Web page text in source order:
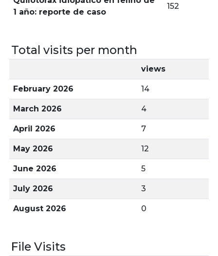
1 año: reporte de caso
152
Total visits per month
views
February 2026 14
March 2026 4
April 2026 7
May 2026 12
June 2026 5
July 2026 3
August 2026 0
File Visits